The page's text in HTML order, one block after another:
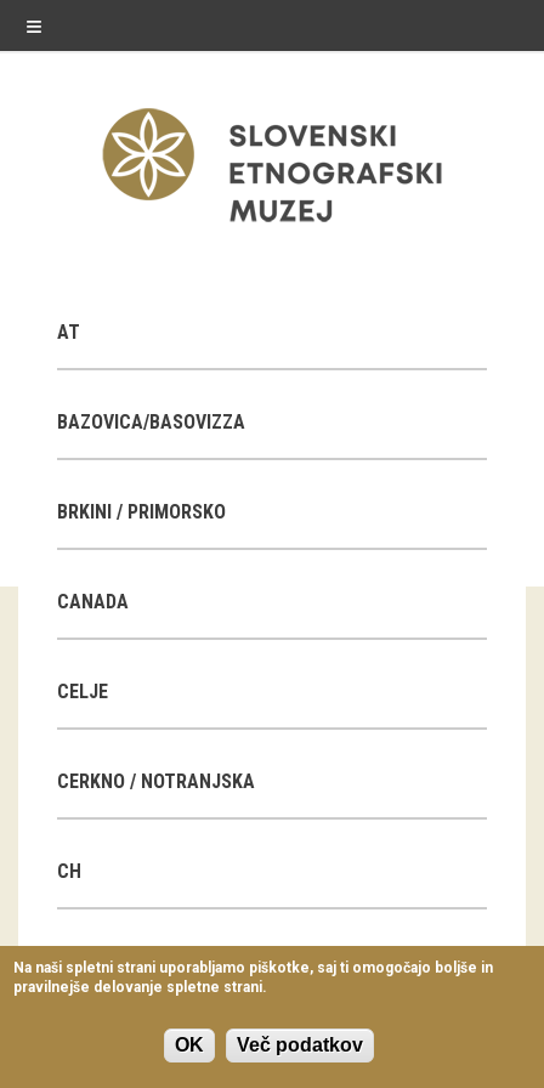
≡
Stalne razstave
Občasne razstave
E-razstave
Arhiv razstav
dogodki
Predavanja
Delavnice
Vodeni ogledi
AT
BAZOVICA/BASOVIZZA
BRKINI / PRIMORSKO
CANADA
CELJE
CERKNO / NOTRANJSKA
CH
CN
Na naši spletni strani uporabljamo piškotke, saj ti omogočajo boljše in
pravilnejše delovanje spletne strani.
OK Več podatkov